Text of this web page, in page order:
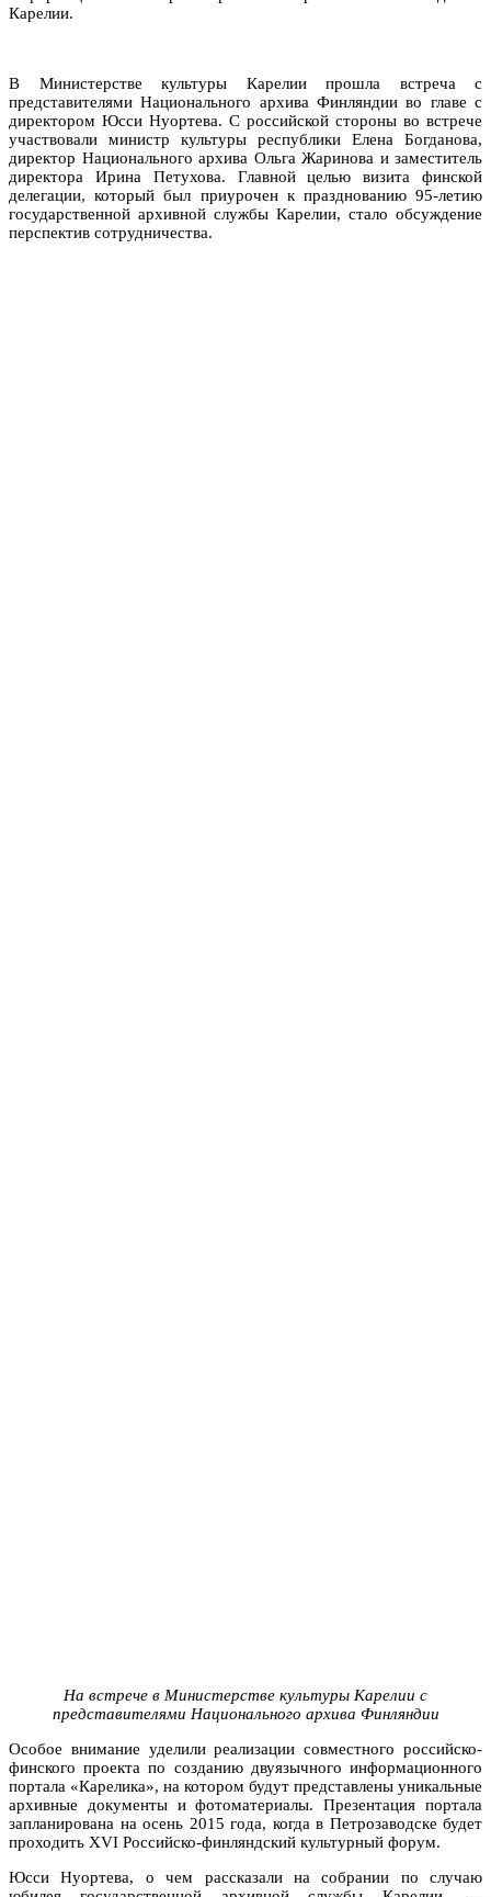
Карелии.
В Министерстве культуры Карелии прошла встреча с
представителями Национального архива Финляндии во главе с
директором Юсси Нуортева. С российской стороны во встрече
участвовали министр культуры республики Елена Богданова,
директор Национального архива Ольга Жаринова и заместитель
директора Ирина Петухова. Главной целью визита финской
делегации, который был приурочен к празднованию 95-летию
государственной архивной службы Карелии, стало обсуждение
перспектив сотрудничества.
На встрече в Министерстве культуры Карелии с
представителями Национального архива Финляндии
Особое внимание уделили реализации совместного российско-
финского проекта по созданию двуязычного информационного
портала «Карелика», на котором будут представлены уникальные
архивные документы и фотоматериалы. Презентация портала
запланирована на осень 2015 года, когда в Петрозаводске будет
проходить XVI Российско-финляндский культурный форум.
Юсси Нуортева, о чем рассказали на собрании по случаю